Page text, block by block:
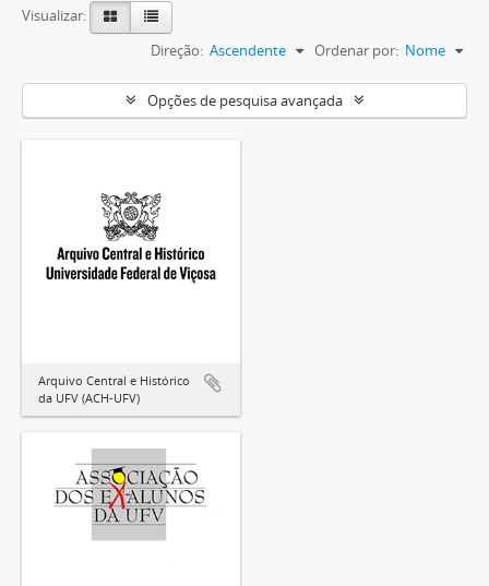
Visualizar:
Ordenar por: Nome
Direção: Ascendente
Opções de pesquisa avançada
Arquivo Central e Histórico
da UFV (ACH-UFV)